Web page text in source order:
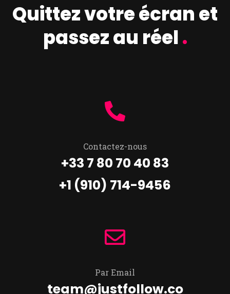
Quittez votre écran et
passez au réel.
Contactez-nous
+33 7 80 70 40 83
+1 (910) 714-9456
Par Email
team@justfollow.co